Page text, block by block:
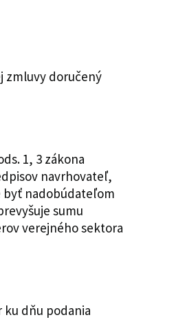
zmluvy doručený
1, 3 zákona
navrhovateľ,
byť nadobúdateľom
sumu
verejného sektora
dňu podania